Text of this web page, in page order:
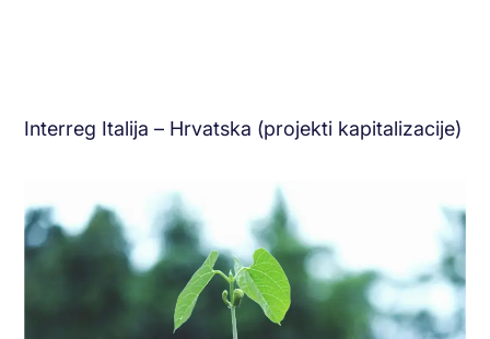
Interreg Italija – Hrvatska (projekti kapitalizacije)